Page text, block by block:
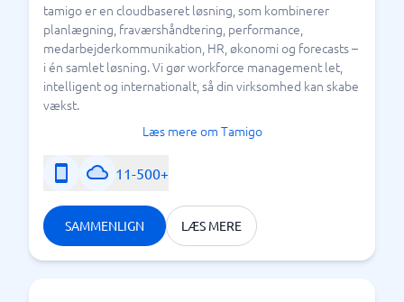
tamigo er en cloudbaseret løsning, som kombinerer
planlægning, fraværshåndtering, performance,
medarbejderkommunikation, HR, økonomi og forecasts –
i én samlet løsning. Vi gør workforce management let,
intelligent og internationalt, så din virksomhed kan skabe
vækst.
Læs mere om Tamigo
11-500+
SAMMENLIGN LÆS MERE